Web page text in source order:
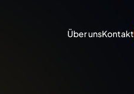
Über unsKontakt